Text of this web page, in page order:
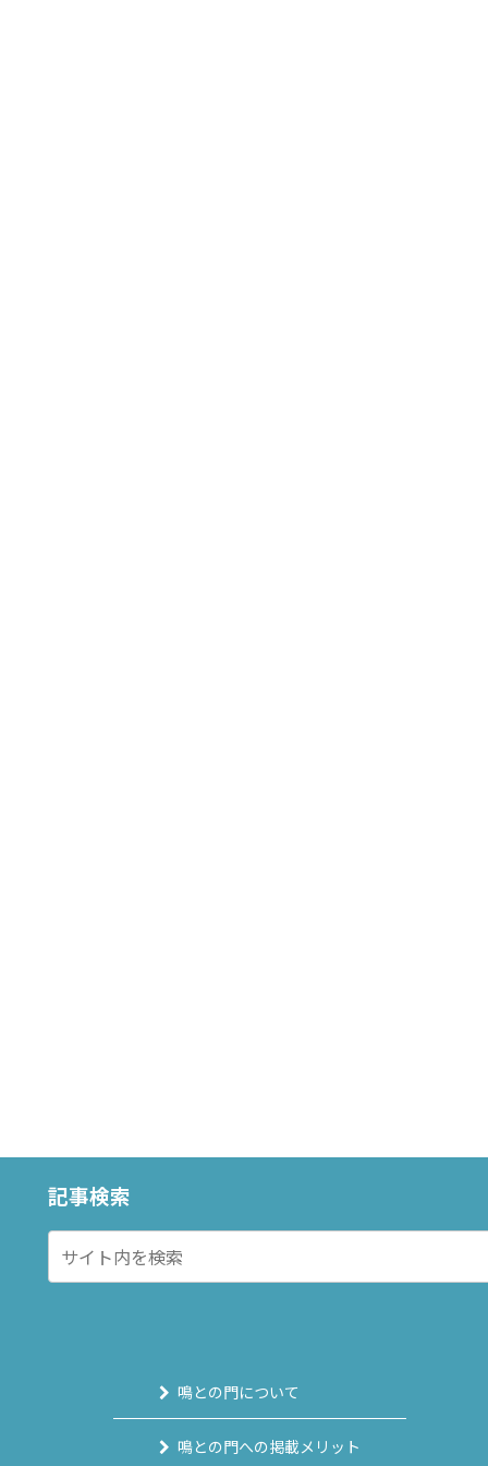
記事検索
鳴との門について
鳴との門への掲載メリット